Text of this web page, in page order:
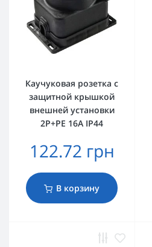
Каучуковая розетка с
защитной крышкой
внешней установки
2Р+PE 16А IP44
122.72 грн
В корзину